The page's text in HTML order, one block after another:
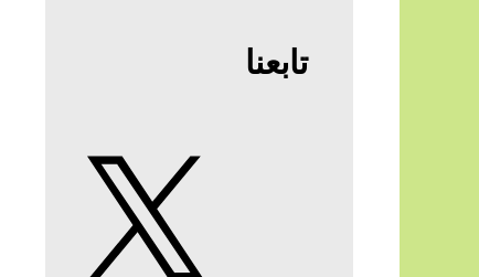
تابعنا